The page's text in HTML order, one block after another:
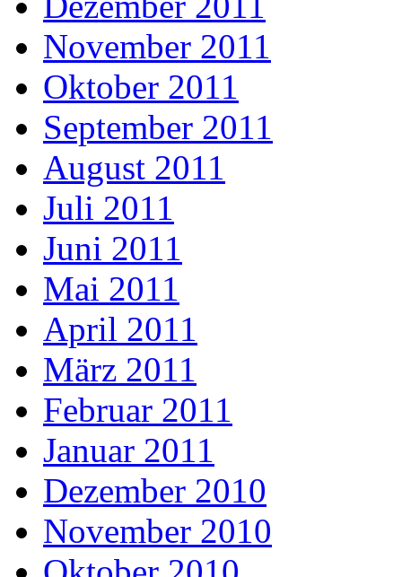
November 2011
Oktober 2011
September 2011
August 2011
Juli 2011
Juni 2011
Mai 2011
April 2011
März 2011
Februar 2011
Januar 2011
Dezember 2010
November 2010